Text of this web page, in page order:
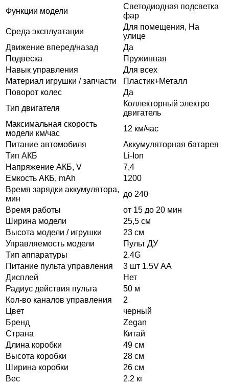
Функции модели
Светодиодная подсветка
фар
Среда эксплуатации
Для помещения, На
улице
Движение вперед/назад
Да
Подвеска
Пружинная
Навык управления
Для всех
Материал игрушки / запчасти
Пластик+Металл
Поворот колес
Да
Тип двигателя
Коллекторный электро
двигатель
Максимальная скорость
модели км/час
12 км/час
Питание автомобиля
Аккумуляторная батарея
Тип АКБ
Li-Ion
Напряжение АКБ, V
7,4
Емкость АКБ, mAh
1200
Время зарядки аккумулятора,
мин
до 240
Время работы
от 15 до 20 мин
Ширина модели
25,5 см
Высота модели / игрушки
23 см
Управляемость модели
Пульт ДУ
Тип аппаратуры
2.4G
Питание пульта управления
3 шт 1.5V AA
Дисплей
Нет
Радиус действия пульта
50 м
Кол-во каналов управления
2
Цвет
черный
Бренд
Zegan
Страна
Китай
Длина коробки
49 см
Высота коробки
28 см
Ширина коробки
26 см
Вес
2.2 кг